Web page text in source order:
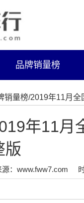
品牌销量榜
销量榜/2019年11月全
年11月
版
源：www.fww7.com